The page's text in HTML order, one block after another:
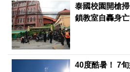
泰國校園開槍
鎖教室自轟身亡
40度酷暑！ 7